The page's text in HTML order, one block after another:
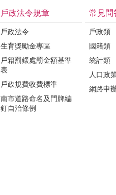
戶政法令規章
戶政法令
生育獎勵金專區
戶籍罰鍰處罰金額基準
表
戶政規費收費標準
南市道路命名及門牌編
釘自治條例
常見問
戶政類
國籍類
統計類
人口政
網路申